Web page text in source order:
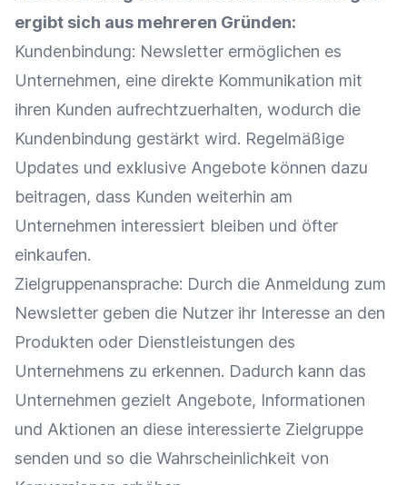
ergibt sich aus mehreren Gründen:
Kundenbindung: Newsletter ermöglichen es
Unternehmen, eine direkte Kommunikation mit
ihren Kunden aufrechtzuerhalten, wodurch die
Kundenbindung gestärkt wird. Regelmäßige
Updates und exklusive Angebote können dazu
beitragen, dass Kunden weiterhin am
Unternehmen interessiert bleiben und öfter
einkaufen.
Zielgruppenansprache: Durch die Anmeldung zum
Newsletter geben die Nutzer ihr Interesse an den
Produkten oder Dienstleistungen des
Unternehmens zu erkennen. Dadurch kann das
Unternehmen gezielt Angebote, Informationen
und Aktionen an diese interessierte Zielgruppe
senden und so die Wahrscheinlichkeit von